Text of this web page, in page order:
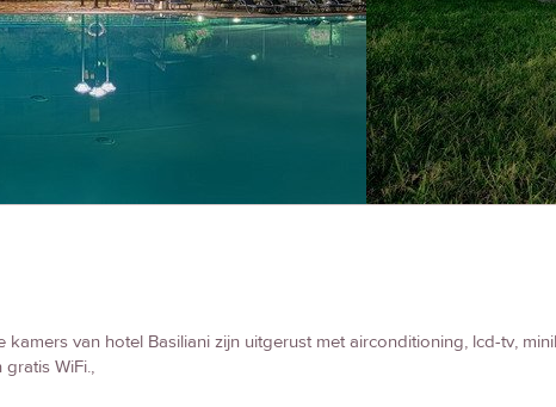
kamers van hotel Basiliani zijn uitgerust met airconditioning, lcd-tv,
gratis WiFi.,